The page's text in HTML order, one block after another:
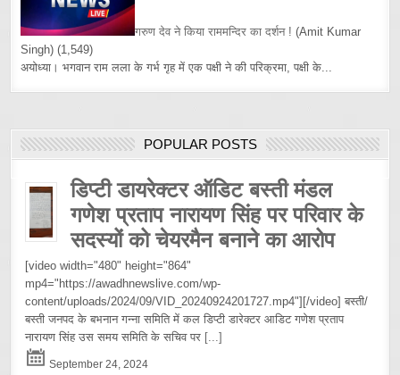
गरुण देव ने किया राममन्दिर का दर्शन ! (Amit Kumar
Singh) (1,549)
अयोध्या। भगवान राम लला के गर्भ गृह में एक पक्षी ने की परिक्रमा, पक्षी के...
POPULAR POSTS
डिप्टी डायरेक्टर ऑडिट बस्ती मंडल
गणेश प्रताप नारायण सिंह पर परिवार के
सदस्यों को चेयरमैन बनाने का आरोप
[video width="480" height="864"
mp4="https://awadhnewslive.com/wp-
content/uploads/2024/09/VID_20240924201727.mp4"][/video] बस्ती/
बस्ती जनपद के बभनान गन्ना समिति में कल डिप्टी डारेक्टर आडिट गणेश प्रताप
नारायण सिंह उस समय समिति के सचिव पर [...]
September 24, 2024